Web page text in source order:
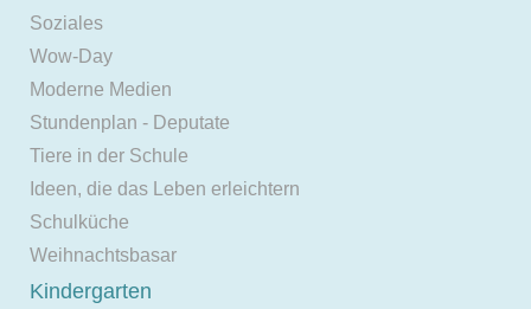
Soziales
Wow-Day
Moderne Medien
Stundenplan - Deputate
Tiere in der Schule
Ideen, die das Leben erleichtern
Schulküche
Weihnachtsbasar
Kindergarten